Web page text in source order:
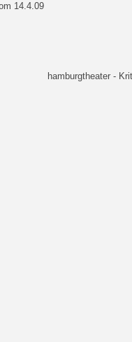
14.4.09
hamburgtheater -